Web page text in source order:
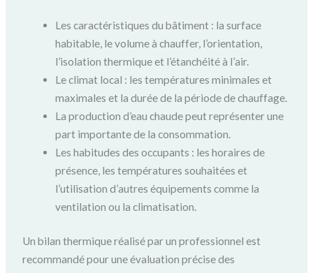
Les caractéristiques du bâtiment : la surface
habitable, le volume à chauffer, l’orientation,
l’isolation thermique et l’étanchéité à l’air.
Le climat local : les températures minimales et
maximales et la durée de la période de chauffage.
La production d’eau chaude peut représenter une
part importante de la consommation.
Les habitudes des occupants : les horaires de
présence, les températures souhaitées et
l’utilisation d’autres équipements comme la
ventilation ou la climatisation.
Un bilan thermique réalisé par un professionnel est
recommandé pour une évaluation précise des